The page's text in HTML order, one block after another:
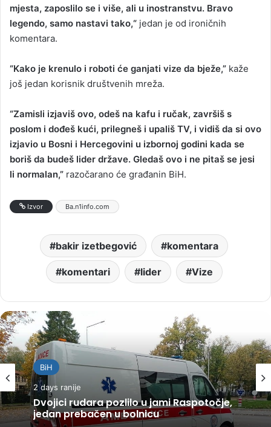
mjesta, zaposlilo se i više, ali u inostranstvu. Bravo
legendo, samo nastavi tako,“ jedan je od ironičnih
komentara.
“Kako je krenulo i roboti će ganjati vize da bježe,” kaže
još jedan korisnik društvenih mreža.
“Zamisli izjaviš ovo, odeš na kafu i ručak, završiš s
poslom i dođeš kući, prilegneš i upališ TV, i vidiš da si ovo
izjavio u Bosni i Hercegovini u izbornoj godini kada se
boriš da budeš lider države. Gledaš ovo i ne pitaš se jesi
li normalan,” razočarano će građanin BiH.
Izvor Ba.n1info.com
bakir izetbegović komentara
komentari lider Vize
BiH
2 days ranije
Dvojici rudara pozlilo u jami Raspotočje,
jedan prebačen u bolnicu